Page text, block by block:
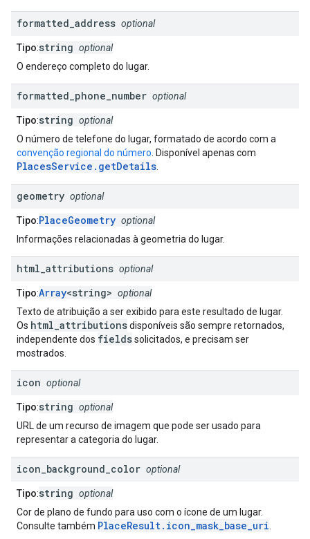
formatted address optional
Tipo:string optional
O endereço completo do lugar.
formatted phone number optional
Tipo:string optional
O número de telefone do lugar, formatado de acordo com a
convenção regional do número . Disponível apenas com
PlacesService.getDetails
geometry optional
Tipo:PlaceGeometry optional
Informações relacionadas à geometria do lugar.
html attributions optional
Tipo:Array<string> optional
Texto de atribuição a ser exibido para este resultado de lugar.
Os html_attributionsdisponíveis são sempre retornados,
independente dos fieldssolicitados, e precisam ser
mostrados.
icon optional
Tipo:string optional
URL de um recurso de imagem que pode ser usado para
representar a categoria do lugar.
icon background color optional
Tipo:string optional
Cor de plano de fundo para uso com o ícone de um lugar.
Consulte também PlaceResult.icon_mask_base_uri